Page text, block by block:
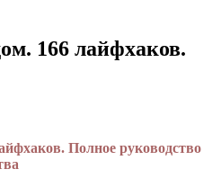
166 лайфхаков.
Полное руководство